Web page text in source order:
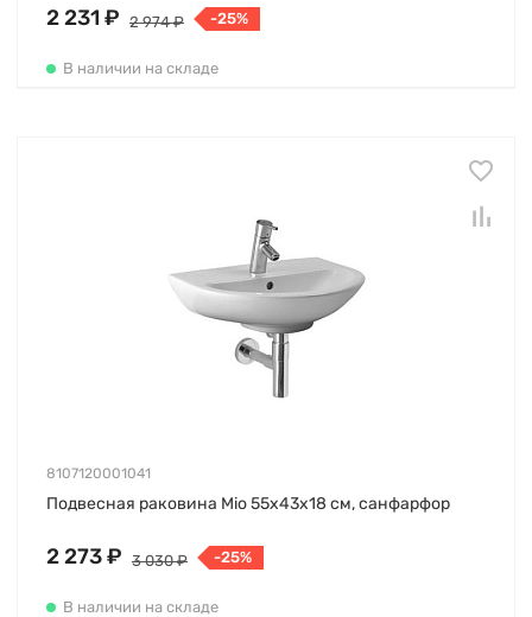
2 231 ₽ 2 974 ₽ -25%
В наличии на складе
8107120001041
Подвесная раковина Mio 55х43х18 см, санфарфор
2 273 ₽ 3 030 ₽ -25%
В наличии на складе